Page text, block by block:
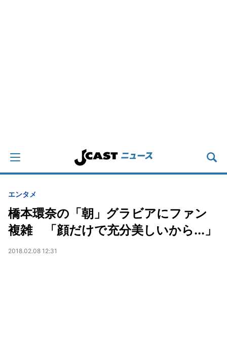
エンタメ
橋本環奈の「朝」グラビアにファン
複雑 「顔だけで充分美しいから...」
2018.02.08 12:31